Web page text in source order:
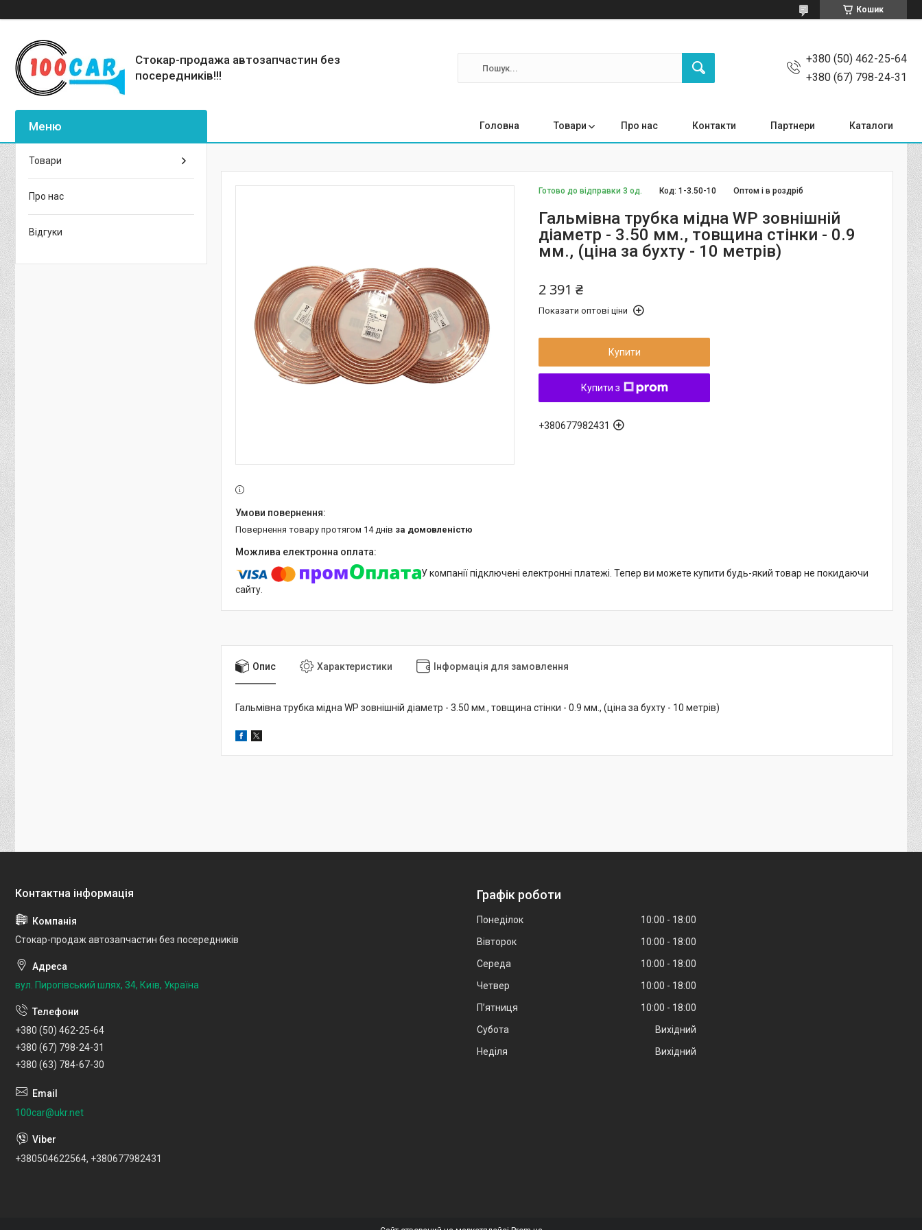
Кошик
Стокар-продажа автозапчастин без
посередників!!!
+380 (50) 462-25-64
+380 (67) 798-24-31
Головна Товари Про нас Контакти Партнери Каталоги
Готово до відправки 3 од. Оптом і в роздріб
Код:1-3.50-10
Гальмівна трубка мідна WP зовнішній
діаметр - 3.50 мм., товщина стінки - 0.9
мм., (ціна за бухту - 10 метрів)
2 391 ₴
Показати оптові ціни
Купити
Купити з
+380677982431
повернення товару протягом 14 днів за домовленістю
У компанії підключені електронні платежі. Тепер ви можете купити будь-який товар не покидаючи
сайту.
Опис Характеристики Інформація для замовлення
Гальмівна трубка мідна WP зовнішній діаметр - 3.50 мм., товщина стінки - 0.9 мм., (ціна за бухту - 10 метрів)
Товари
Про нас
Відгуки
Стокар-продаж автозапчастин без посередників
вул. Пирогівський шлях, 34, Київ, Україна
+380 (50) 462-25-64
+380 (67) 798-24-31
+380 (63) 784-67-30
100car@ukr.net
+380504622564, +380677982431
Графік роботи
Понеділок 10:00
18:00
Вівторок
10:00
18:00
Середа
10:00
18:00
Четвер
10:00
18:00
Пʼятниця
10:00
18:00
Субота
Вихідний
Неділя
Вихідний